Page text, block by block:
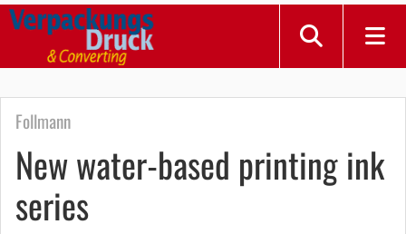
Follmann
New water-based printing ink
series